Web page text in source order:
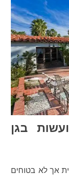
בגן
אך לא בטוחים